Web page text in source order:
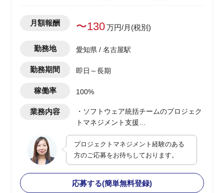
月額報酬 〜130万円/月(税別)
勤務地 愛知県 / 名古屋駅
勤務期間 即日～長期
稼働率 100%
業務内容
・ソフトウェア統括チームのプロジェク
トマネジメント支援
・複数機能チームの要件管理/進捗管理/
品質管理/変更点管理などの仕組みづくり
・プロジェクト週報作成と月報作成
・リスク高案件の監視(アーキテクチャ
ーワーキング活動)
プロジェクトマネジメント経験のある
方のご応募をお待ちしております。
応募する(簡単無料登録)